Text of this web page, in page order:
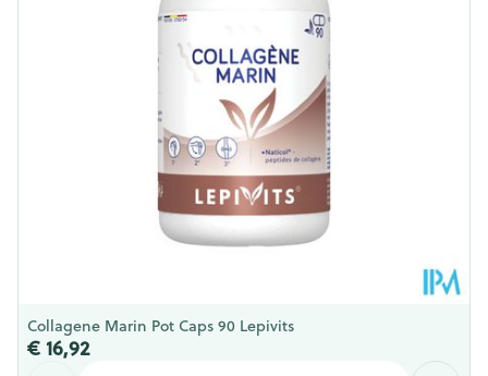
Dieetbeperkingen Glutenvrij, Lactosevrij
Kamertemperatuur (15°C -
25°C)
Collagene Marin Pot Caps 90 Lepivits
€ 16,92